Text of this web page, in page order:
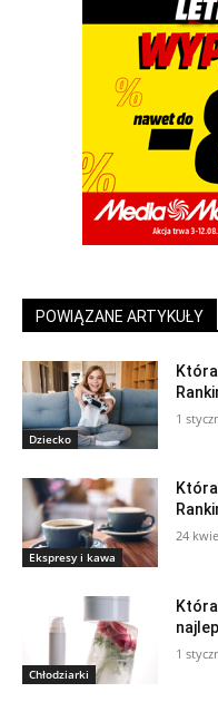
POWIĄZANE ARTYKUŁY
Dziecko
1
Ekspresy i kawa
24
Chłodziarki
1